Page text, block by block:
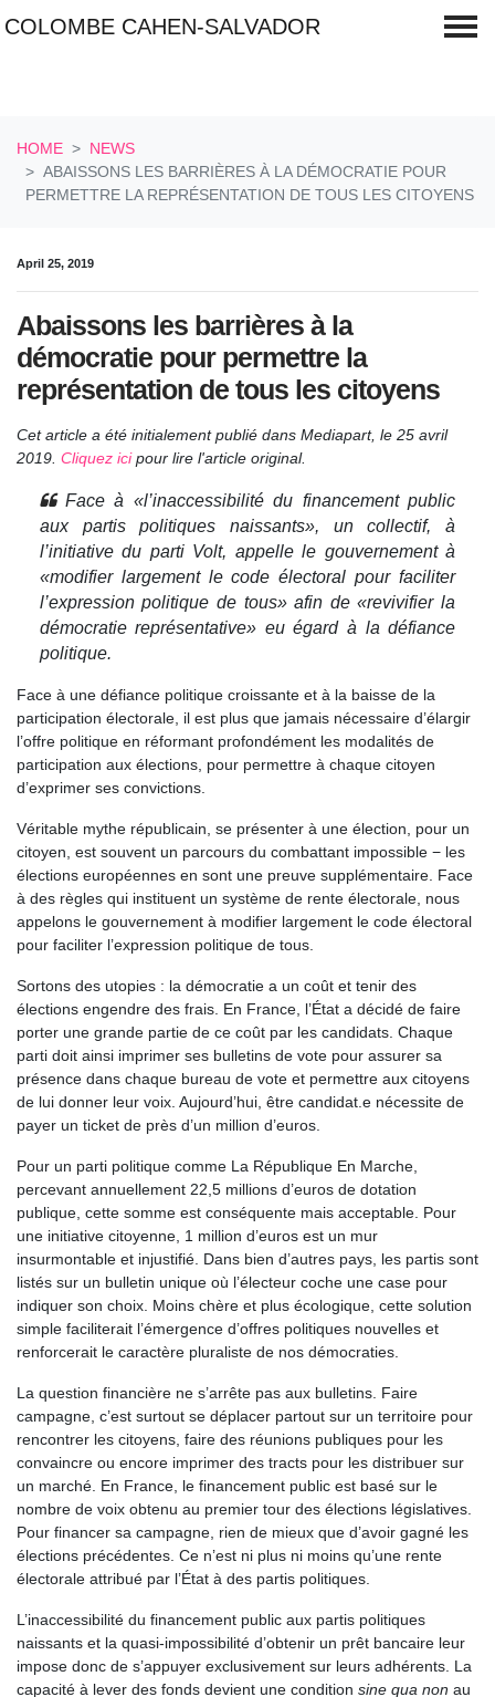
COLOMBE CAHEN-SALVADOR
HOME
NEWS
ABAISSONS LES BARRIÈRES À LA DÉMOCRATIE POUR
PERMETTRE LA REPRÉSENTATION DE TOUS LES CITOYENS
April 25, 2019
Abaissons les barrières à la
démocratie pour permettre la
représentation de tous les citoyens
Cet article a été initialement publié dans Mediapart, le 25 avril
2019. Cliquez icipour lire l'article original.
Face à «l’inaccessibilité du financement public
aux partis politiques naissants», un collectif, à
l’initiative du parti Volt, appelle le gouvernement à
«modifier largement le code électoral pour faciliter
l’expression politique de tous» afin de «revivifier la
démocratie représentative» eu égard à la défiance
politique.
Face à une défiance politique croissante et à la baisse de la
participation électorale, il est plus que jamais nécessaire d’élargir
l’offre politique en réformant profondément les modalités de
participation aux élections, pour permettre à chaque citoyen
d’exprimer ses convictions.
Véritable mythe républicain, se présenter à une élection, pour un
citoyen, est souvent un parcours du combattant impossible − les
élections européennes en sont une preuve supplémentaire. Face
à des règles qui instituent un système de rente électorale, nous
appelons le gouvernement à modifier largement le code électoral
pour faciliter l’expression politique de tous.
Sortons des utopies : la démocratie a un coût et tenir des
élections engendre des frais. En France, l’État a décidé de faire
porter une grande partie de ce coût par les candidats. Chaque
parti doit ainsi imprimer ses bulletins de vote pour assurer sa
présence dans chaque bureau de vote et permettre aux citoyens
de lui donner leur voix. Aujourd’hui, être candidat.e nécessite de
payer un ticket de près d’un million d’euros.
Pour un parti politique comme La République En Marche,
percevant annuellement 22,5 millions d’euros de dotation
publique, cette somme est conséquente mais acceptable. Pour
une initiative citoyenne, 1 million d’euros est un mur
insurmontable et injustifié. Dans bien d’autres pays, les partis sont
listés sur un bulletin unique où l’électeur coche une case pour
indiquer son choix. Moins chère et plus écologique, cette solution
simple faciliterait l’émergence d’offres politiques nouvelles et
renforcerait le caractère pluraliste de nos démocraties.
La question financière ne s’arrête pas aux bulletins. Faire
campagne, c’est surtout se déplacer partout sur un territoire pour
rencontrer les citoyens, faire des réunions publiques pour les
convaincre ou encore imprimer des tracts pour les distribuer sur
un marché. En France, le financement public est basé sur le
nombre de voix obtenu au premier tour des élections législatives.
Pour financer sa campagne, rien de mieux que d’avoir gagné les
élections précédentes. Ce n’est ni plus ni moins qu’une rente
électorale attribué par l’État à des partis politiques.
L’inaccessibilité du financement public aux partis politiques
naissants et la quasi-impossibilité d’obtenir un prêt bancaire leur
impose donc de s’appuyer exclusivement sur leurs adhérents. La
capacité à lever des fonds devient une condition sine qua non au